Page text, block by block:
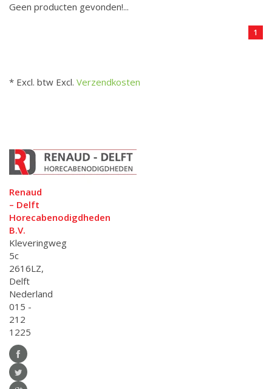
Geen producten gevonden!...
1
* Excl. btw Excl. Verzendkosten
Renaud
– Delft
Horecabenodigdheden
B.V.
Kleveringweg
5c
2616LZ,
Delft
Nederland
015 -
212
1225